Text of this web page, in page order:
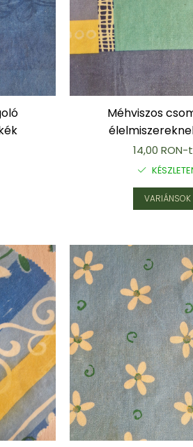
Méhviszos
14,00 RON-
VARIÁNSOK